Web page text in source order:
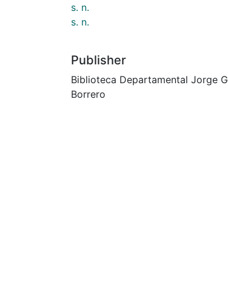
s. n.
s. n.
Publisher
Biblioteca Departamental Jorge
Borrero